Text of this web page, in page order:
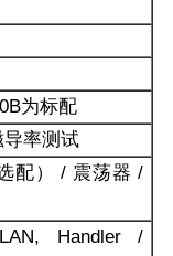
为标配
率测试
配） / 震荡器 /
Handler /